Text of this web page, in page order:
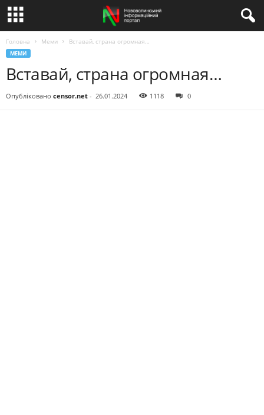
Головна Меми Вставай, страна огромная…
МЕМИ
Вставай, страна огромная…
Опубліковано censor.net - 26.01.2024 1118 0